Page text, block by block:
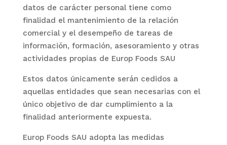
datos de carácter personal tiene como
finalidad el mantenimiento de la relación
comercial y el desempeño de tareas de
información, formación, asesoramiento y otras
actividades propias de Europ Foods SAU
Estos datos únicamente serán cedidos a
aquellas entidades que sean necesarias con el
único objetivo de dar cumplimiento a la
finalidad anteriormente expuesta.
Europ Foods SAU adopta las medidas